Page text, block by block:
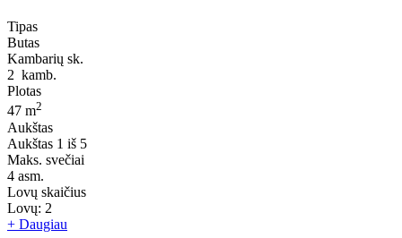
Tipas
Butas
Kambarių sk.
2 kamb.
Plotas
47 m2
Aukštas
Aukštas 1 iš 5
Maks. svečiai
4 asm.
Lovų skaičius
Lovų: 2
+ Daugiau